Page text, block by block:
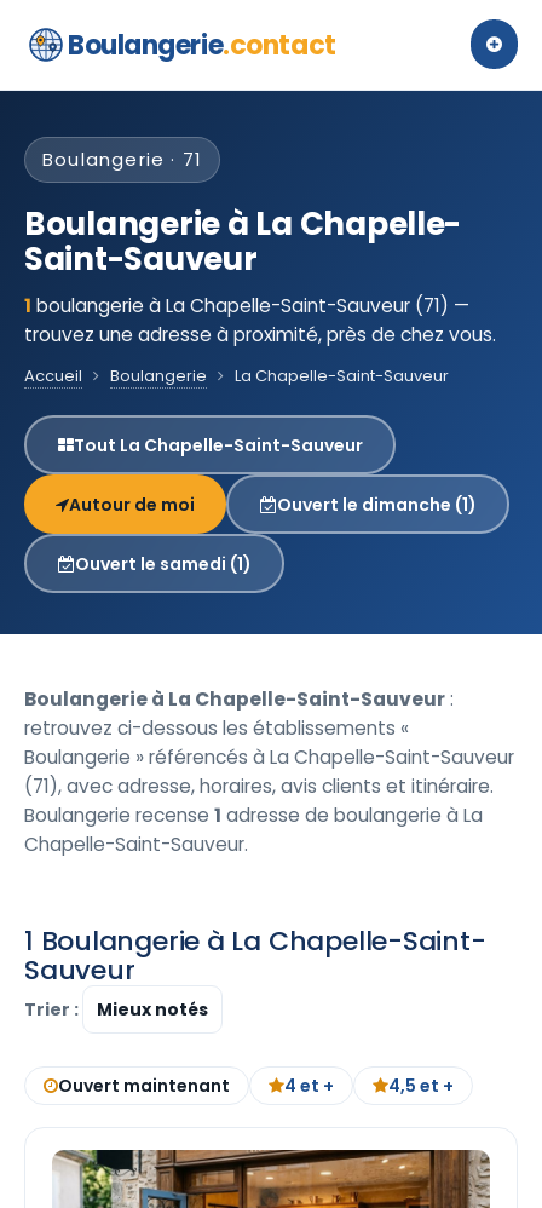
Boulangerie.contact
Boulangerie · 71
Boulangerie à La Chapelle-
Saint-Sauveur
1 boulangerie à La Chapelle-Saint-Sauveur (71) —
trouvez une adresse à proximité, près de chez vous.
Accueil Boulangerie La Chapelle-Saint-Sauveur
Tout La Chapelle-Saint-Sauveur
Autour de moi Ouvert le dimanche (1)
Ouvert le samedi (1)
Boulangerie à La Chapelle-Saint-Sauveur:
retrouvez ci-dessous les établissements «
Boulangerie » référencés à La Chapelle-Saint-Sauveur
(71), avec adresse, horaires, avis clients et itinéraire.
Boulangerie recense 1 adresse de boulangerie à La
Chapelle-Saint-Sauveur.
1 Boulangerie à La Chapelle-Saint-
Sauveur
Trier :
Ouvert maintenant 4 et + 4,5 et +